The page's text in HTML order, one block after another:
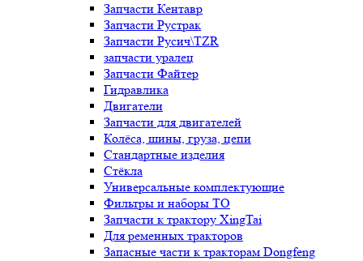
Запчасти Кентавр
Запчасти Рустрак
Запчасти Русич\TZR
запчасти уралец
Запчасти Файтер
Гидравлика
Двигатели
Запчасти для двигателей
Колёса, шины, груза, цепи
Стандартные изделия
Стёкла
Универсальные комплектующие
Фильтры и наборы ТО
Запчасти к трактору XingTai
Для ременных тракторов
Запасные части к тракторам Dongfeng